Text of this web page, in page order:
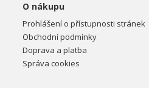
O nákupu
Prohlášení o přístupnosti stránek
Obchodní podmínky
Doprava a platba
Správa cookies